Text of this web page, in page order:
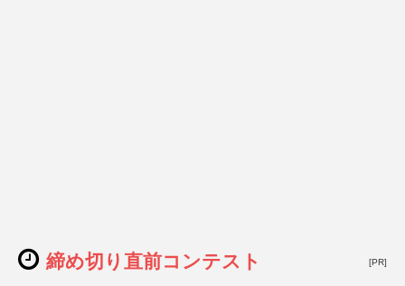
締め切り直前コンテスト [PR]